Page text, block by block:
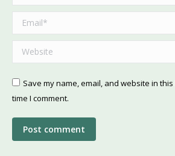
Email *
Website
Save my name, email, and website in
time I comment.
Post comment